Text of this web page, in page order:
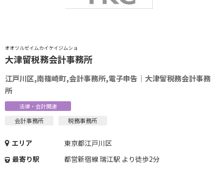
オオツルゼイムカイケイジムショ
大津留税務会計事務所
江戸川区,南篠崎町,会計事務所,電子申告｜大津留税務会計事務
所
法律・会計関連
会計事務所 税務事務所
エリア
東京都江戸川区
最寄り駅
都営新宿線 瑞江駅 より徒歩2分